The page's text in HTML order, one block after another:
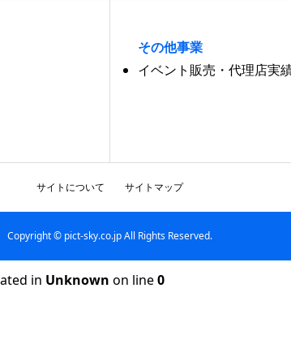
その他事業
イベント販売・代理店実
サイトについて サイトマップ
Copyright © pict-sky.co.jp All Rights Reserved.
in Unknown on line0